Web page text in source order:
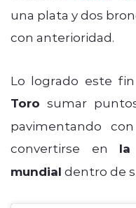
una plata y dos
con anterioridad.
Lo logrado este
Toro sumar
pavimentando
convertirse en
mundial dentro de